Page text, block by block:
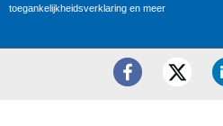
toegankelijkheidsverklaring en meer